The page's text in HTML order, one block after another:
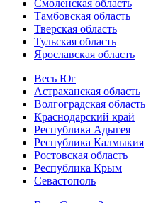
Смоленская область
Тамбовская область
Тверская область
Тульская область
Ярославская область
Весь Юг
Астраханская область
Волгоградская область
Краснодарский край
Республика Адыгея
Республика Калмыкия
Ростовская область
Республика Крым
Севастополь